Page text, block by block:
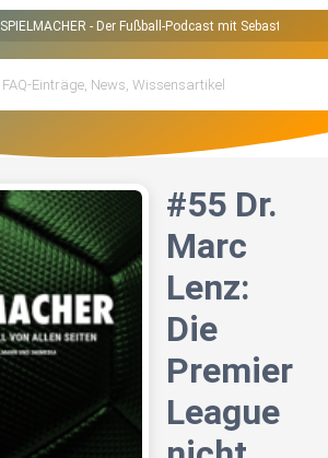
SPIELMACHER - Der Fußball-Podcast mit Sebastian
#55 Dr.
Marc
Lenz:
Die
Premier
League